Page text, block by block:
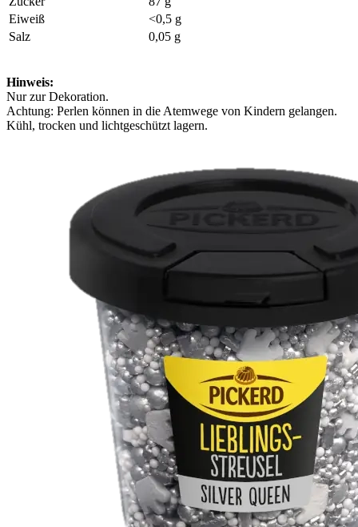
Eiweiß
<0,5 g
Salz
0,05 g
Hinweis:
Nur zur Dekoration.
Achtung: Perlen können in die Atemwege von Kindern gelangen.
Kühl, trocken und lichtgeschützt lagern.